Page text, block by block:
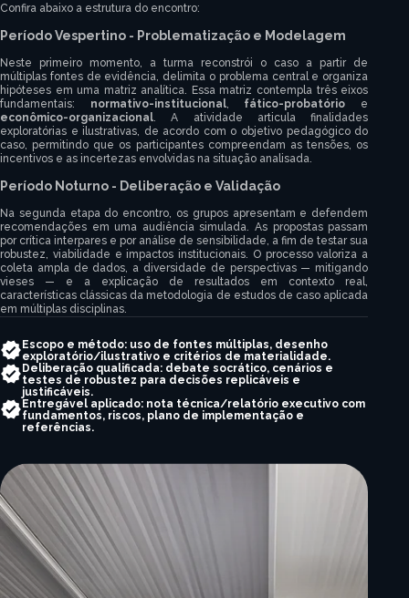
Confira abaixo a estrutura do encontro:
Período Vespertino - Problematização e Modelagem
Neste primeiro momento, a turma reconstrói o caso a partir de
múltiplas fontes de evidência, delimita o problema central e organiza
hipóteses em uma matriz analítica. Essa matriz contempla três eixos
fundamentais: normativo-institucional, fático-probatório e
econômico-organizacional . A atividade articula finalidades
exploratórias e ilustrativas, de acordo com o objetivo pedagógico do
caso, permitindo que os participantes compreendam as tensões, os
incentivos e as incertezas envolvidas na situação analisada.
Período Noturno - Deliberação e Validação
Na segunda etapa do encontro, os grupos apresentam e defendem
recomendações em uma audiência simulada. As propostas passam
por crítica interpares e por análise de sensibilidade, a fim de testar sua
robustez, viabilidade e impactos institucionais. O processo valoriza a
coleta ampla de dados, a diversidade de perspectivas — mitigando
vieses — e a explicação de resultados em contexto real,
características clássicas da metodologia de estudos de caso aplicada
em múltiplas disciplinas.
Escopo e método: uso de fontes múltiplas, desenho
exploratório/ilustrativo e critérios de materialidade.
Deliberação qualificada: debate socrático, cenários e
testes de robustez para decisões replicáveis e
justificáveis.
Entregável aplicado: nota técnica/relatório executivo com
fundamentos, riscos, plano de implementação e
referências.